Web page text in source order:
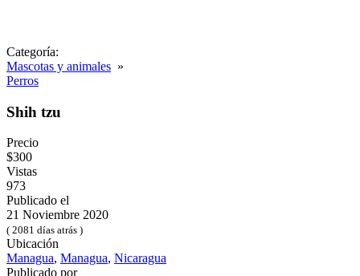
Categoría:
Mascotas y animales »
Perros
Shih tzu
Precio
$300
Vistas
973
Publicado el
21 Noviembre 2020
( 2081 días atrás )
Ubicación
Managua, Managua, Nicaragua
Publicado por